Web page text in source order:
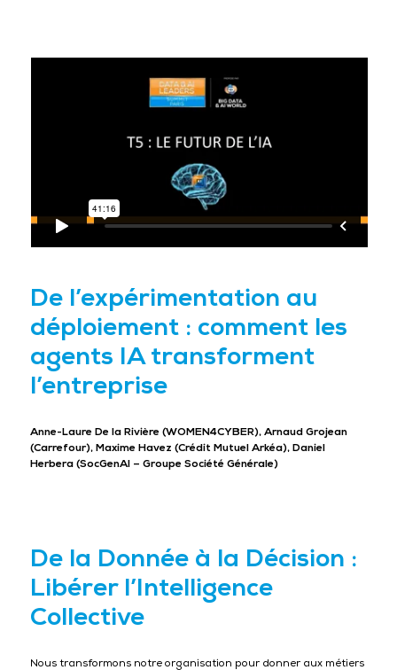
De l’expérimentation au
déploiement : comment les
agents IA transforment
l’entreprise
Anne-Laure De la Rivière (WOMEN4CYBER), Arnaud Grojean
(Carrefour), Maxime Havez (Crédit Mutuel Arkéa), Daniel
Herbera (SocGenAI – Groupe Société Générale)
De la Donnée à la Décision :
Libérer l’Intelligence
Collective
Nous transformons notre organisation pour donner aux métiers